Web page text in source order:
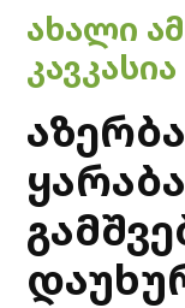
POSTED
IN
ᲐᲮᲐᲚᲘ
ᲙᲐᲕᲙᲐᲡᲘᲐ